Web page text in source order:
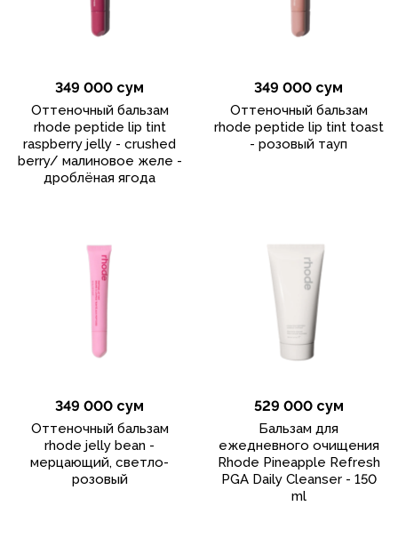
349 000 сум
Оттеночный бальзам
rhode peptide lip tint
raspberry jelly - crushed
berry/ малиновое желе -
дроблёная ягода
349 000 сум
Оттеночный бальзам
rhode peptide lip tint toast
- розовый тауп
349 000 сум
Оттеночный бальзам
rhode jelly bean -
мерцающий, светло-
розовый
529 000 сум
Бальзам для
ежедневного очищения
Rhode Pineapple Refresh
PGA Daily Cleanser - 150
ml